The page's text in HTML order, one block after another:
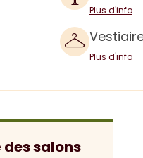
Plus d'info
Plus d'info
salons